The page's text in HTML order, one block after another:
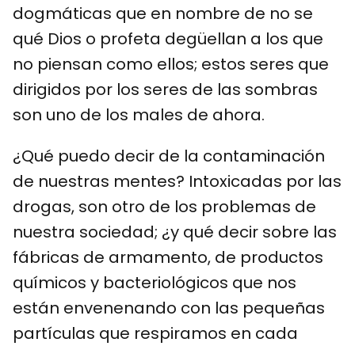
dogmáticas que en nombre de no se
qué Dios o profeta degüellan a los que
no piensan como ellos; estos seres que
dirigidos por los seres de las sombras
son uno de los males de ahora.
¿Qué puedo decir de la contaminación
de nuestras mentes? Intoxicadas por las
drogas, son otro de los problemas de
nuestra sociedad; ¿y qué decir sobre las
fábricas de armamento, de productos
químicos y bacteriológicos que nos
están envenenando con las pequeñas
partículas que respiramos en cada